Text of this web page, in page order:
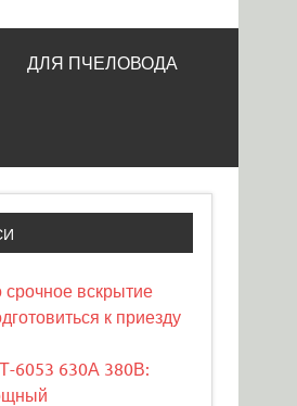
ДЛЯ ПЧЕЛОВОДА
срочное вскрытие
к приезду
6053 630А 380В: